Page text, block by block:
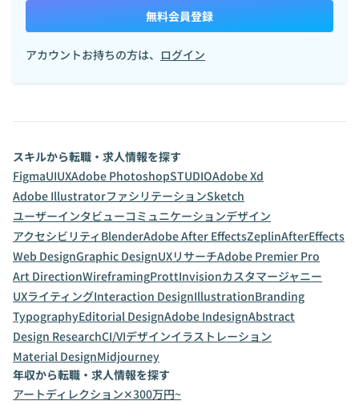
無料会員登録
アカウントお持ちの方は、 ログイン
スキルから転職・求人情報を探す
FigmaUIUXAdobe PhotoshopSTUDIOAdobe Xd
Adobe IllustratorファシリテーションSketch
ユーザーインタビューコミュニケーションデザイン
アクセシビリティ BlenderAdobe After EffectsZeplinAfterEffects
Web DesignGraphic DesignUXリサーチAdobe Premier Pro
Art DirectionWireframingProttInvisionカスタマージャニー
UXライティングInteraction DesignIllustrationBranding
TypographyEditorial DesignAdobe IndesignAbstract
Design ResearchCI/VIデザインイラストレーション
Material DesignMidjourney
年収から転職・求人情報を探す
アートディレクション✕300万円~